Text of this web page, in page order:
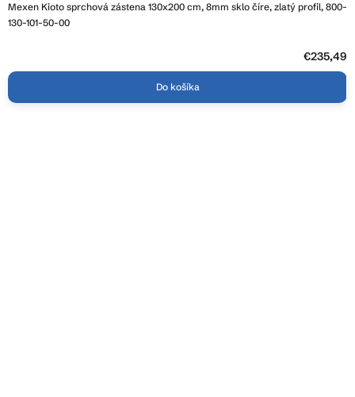
Mexen Kioto sprchová zástena 130x200 cm, 8mm sklo číre, zlatý profil, 800-
130-101-50-00
€235,49
Do košíka